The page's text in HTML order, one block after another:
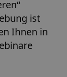
ist
Ihnen in